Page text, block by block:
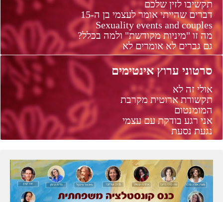
תקשיבו לזין שלכם
דברים שהייתי אומר לעצמי בן ה-15
Sexuality events and couples
מה זו "מיניות מקודשת" ולמה בכלל?
גם גברים לא אומרים לא
סרטוני ערוץ אינטימים
אולי זה לא
תקשורת ארוטית מקרבת
המומנטום
אני רגע בודקת עם עצמי
נגעת נסעת